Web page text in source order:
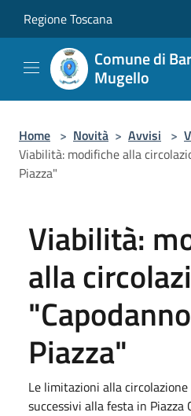
Regione Toscana
Comune di
Mugello
Home > Novità > Avvisi >
Viabilità: modifiche alla
Piazza"
Viabilità:
alla
Piazza"
Le limitazioni alla
successivi alla festa in Piazza